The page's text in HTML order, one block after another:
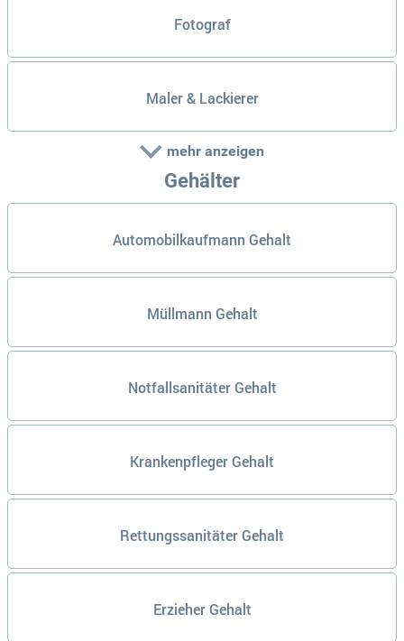
Fotograf
Maler & Lackierer
mehr anzeigen
Gehälter
Automobilkaufmann Gehalt
Müllmann Gehalt
Notfallsanitäter Gehalt
Krankenpfleger Gehalt
Rettungssanitäter Gehalt
Erzieher Gehalt